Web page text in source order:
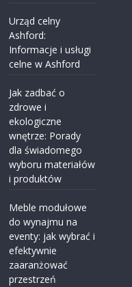
Urząd celny
Ashford:
Informacje i usługi
celne w Ashford
Jak zadbać o
zdrowe i
ekologiczne
wnętrze: Porady
dla świadomego
wyboru materiałów
i produktów
Meble modułowe
do wynajmu na
eventy: jak wybrać i
efektywnie
zaaranżować
przestrzeń